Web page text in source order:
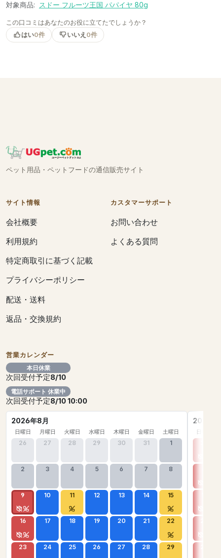
対象商品: スドー フルーツ王国 パパイヤ 80g
この口コミはあなたのお役に立てたでしょうか？
はい0件 いいえ 0件
ペット用品・ペットフードの通信販売サイト
サイト情報
会社概要
利用規約
特定商取引に基づく記載
プライバシーポリシー
配送・送料
返品・交換規約
カスタマーサポート
お問い合わせ
よくある質問
営業カレンダー
本日休業
次回受付予定8/10
電話サポート 休業中
次回受付予定8/10 10:00
2026年8月
日曜日 月曜日 火曜日 水曜日 木曜日 金曜日 土曜日
26 27 28 29 30 31 1
2 3 4 5 6 7 8
9 10 11 12 13 14 15
16 17 18 19 20 21 22
23 24 25 26 27 28 29
2026年
日曜日